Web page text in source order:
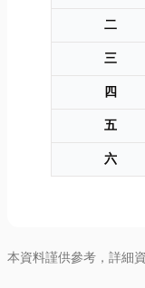
二
三
四
五
六
本資料謹供參考，詳細